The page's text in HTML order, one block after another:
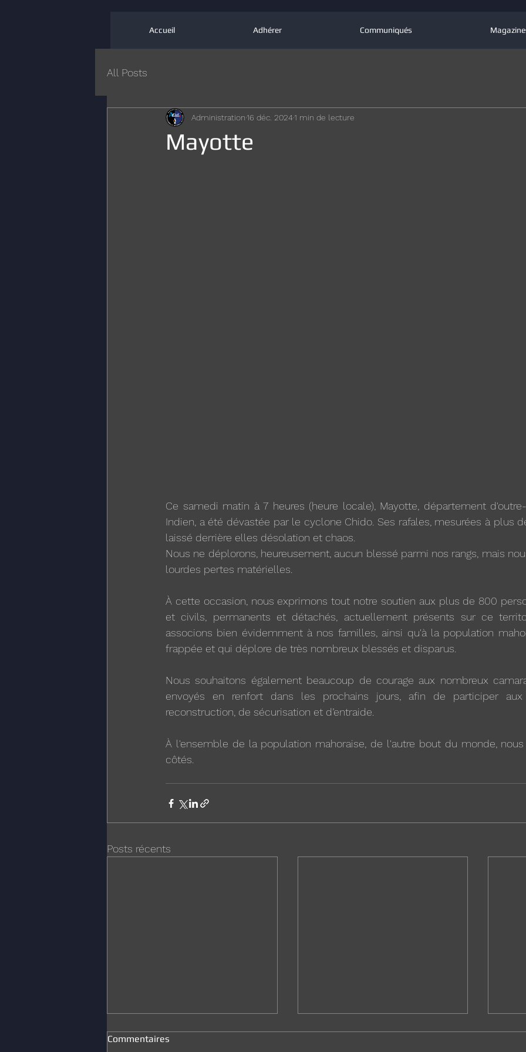
Accueil Adhérer Communiqués
All Posts
Mayotte
Administration 16 déc. 20241 min de lecture
Ce samedi matin à 7 heures (heure locale), Mayotte, département
Indien, a été dévastée par le cyclone Chido. Ses rafales, mesurées à plus
laissé derrière elles désolation et chaos.
Nous ne déplorons, heureusement, aucun blessé parmi nos rangs, mais
lourdes pertes matérielles.
À cette occasion, nous exprimons tout notre soutien aux plus de 800
et civils, permanents et détachés, actuellement présents sur ce
associons bien évidemment à nos familles, ainsi qu'à la population
frappée et qui déplore de très nombreux blessés et disparus.
Nous souhaitons également beaucoup de courage aux nombreux
envoyés en renfort dans les prochains jours, afin de participer aux
reconstruction, de sécurisation et d’entraide.
À l'ensemble de la population mahoraise, de l'autre bout du monde,
côtés.
Posts récents
Commentaires